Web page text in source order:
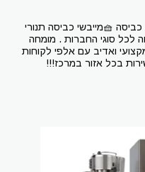
🧺מייבשי כביסה תנורי
לכל סוגי החברות . מומחה
ואדיב עם אלפי לקוחות